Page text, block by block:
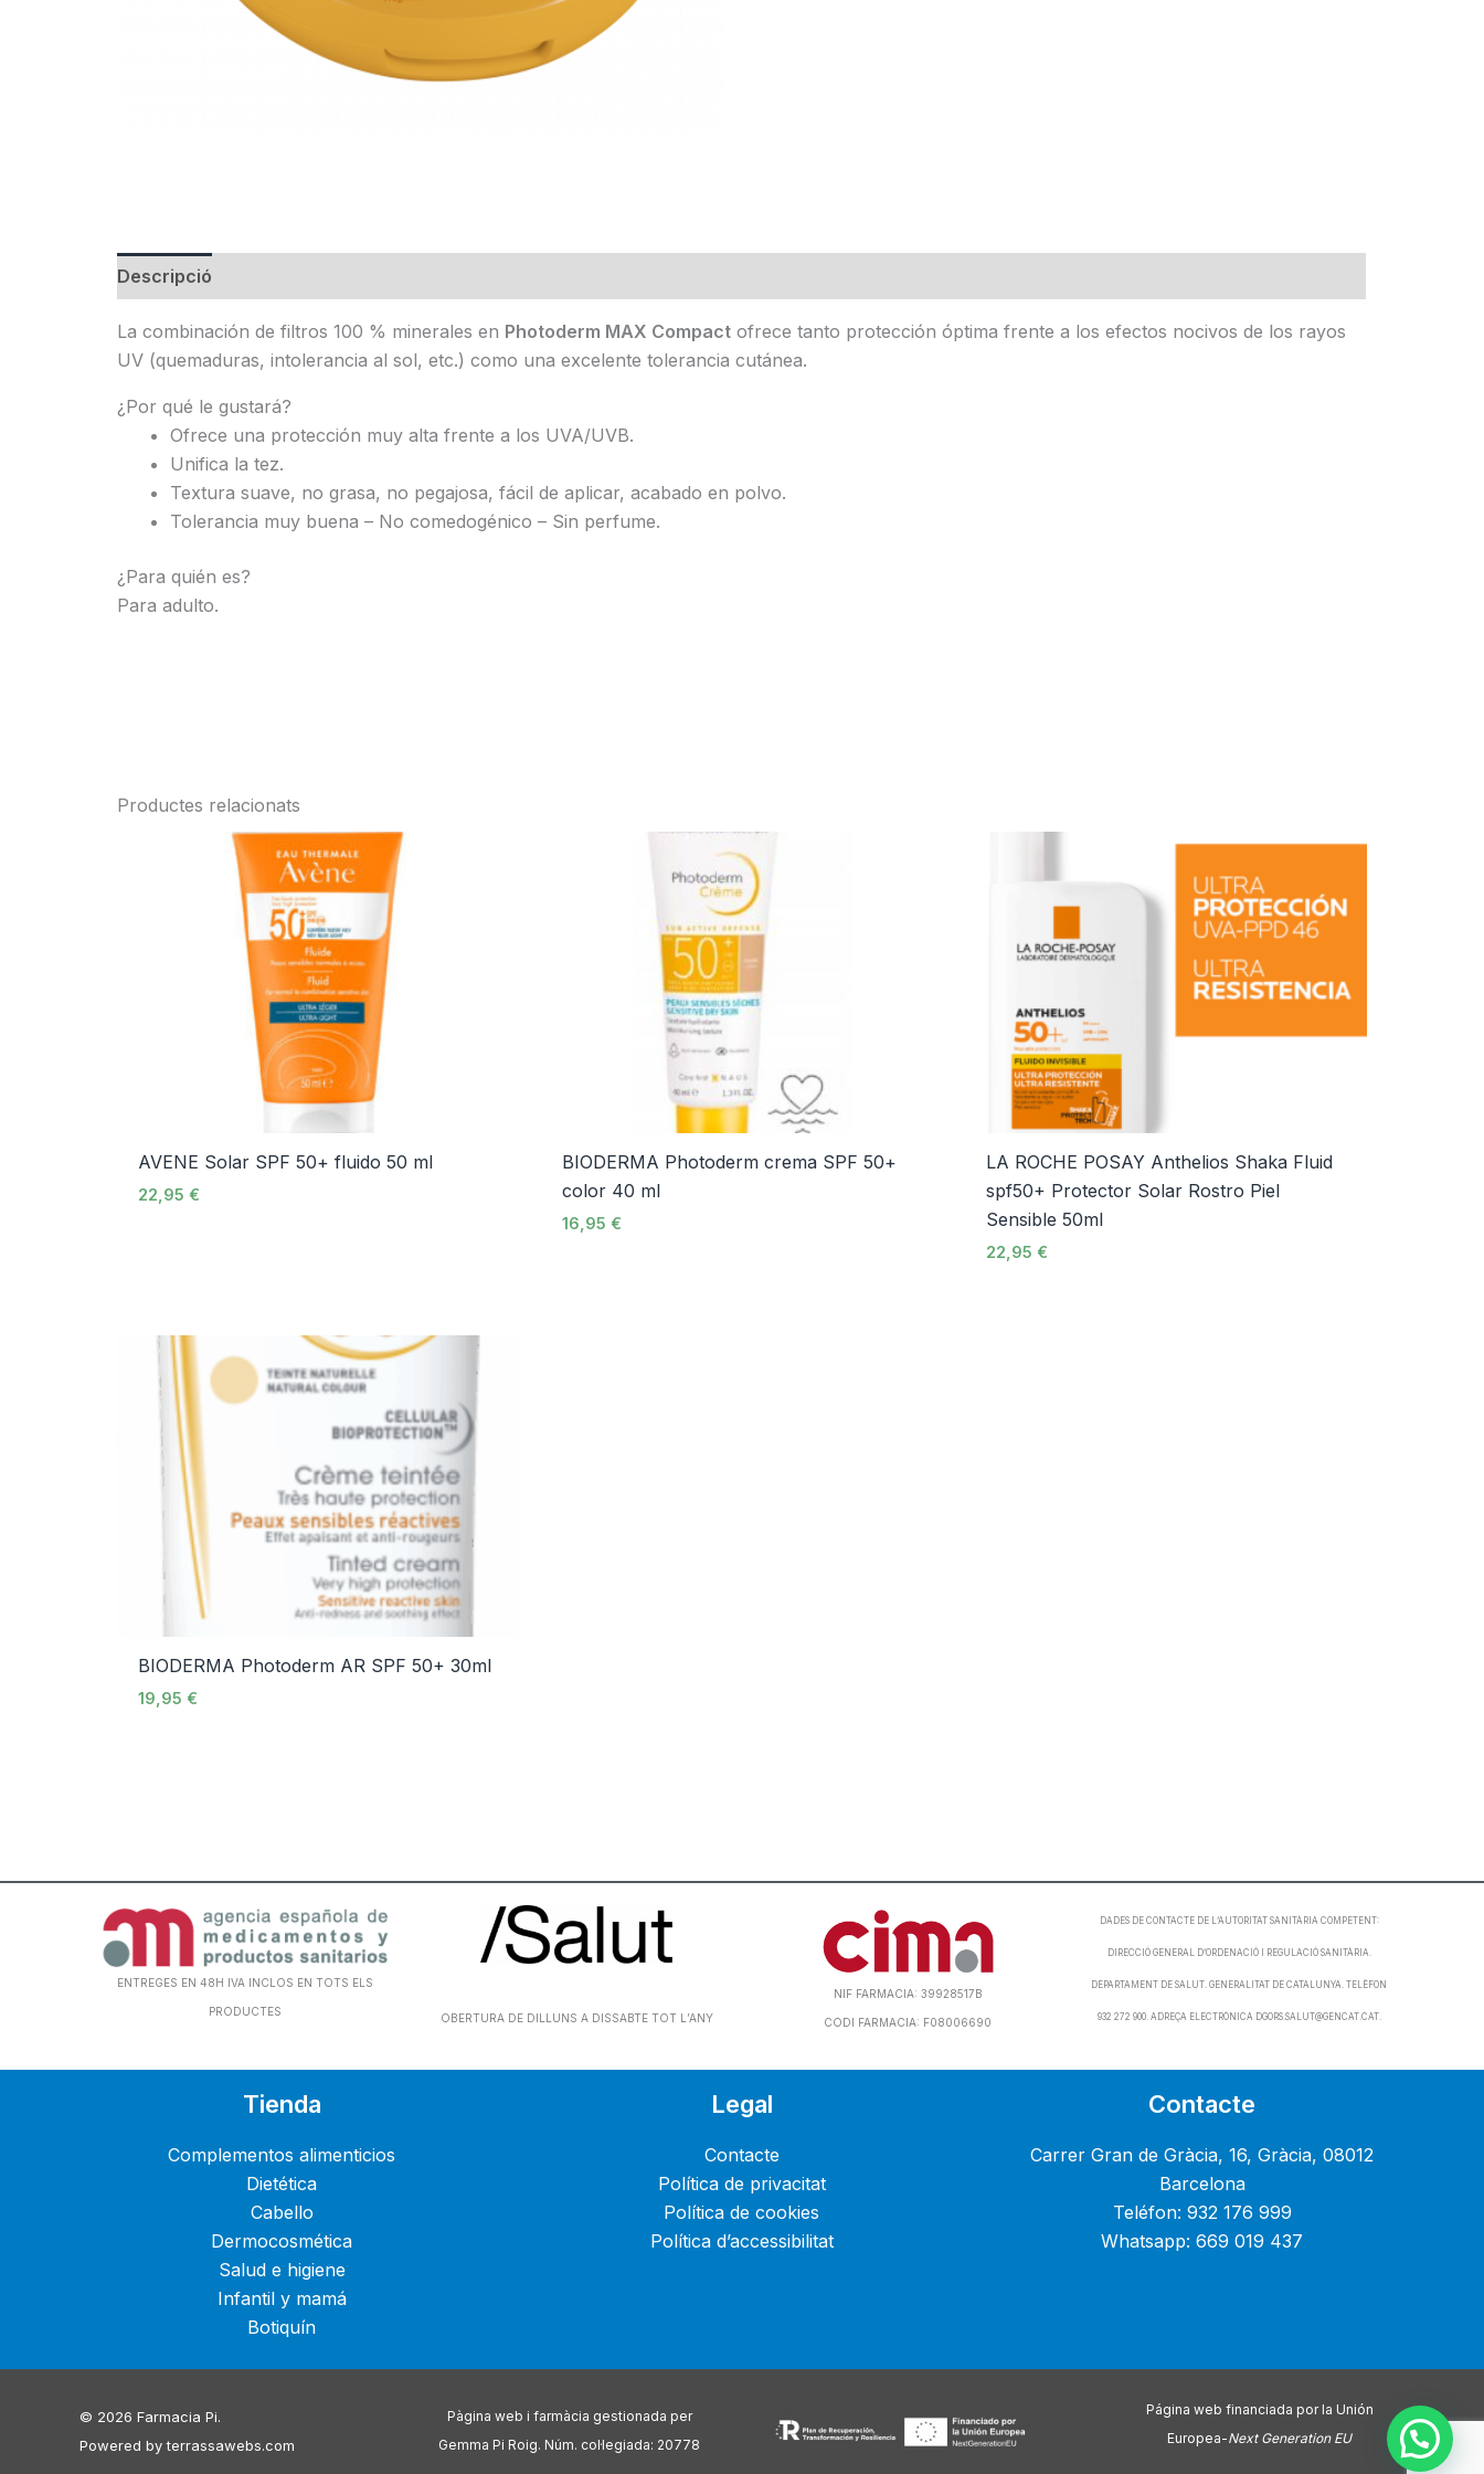
Descripció
La combinación de filtros 100 % minerales en Photoderm MAX Compact ofrece tanto protección óptima frente a los efectos nocivos de los rayos
UV (quemaduras, intolerancia al sol, etc.) como una excelente tolerancia cutánea.
¿Por qué le gustará?
Ofrece una protección muy alta frente a los UVA/UVB.
Unifica la tez.
Textura suave, no grasa, no pegajosa, fácil de aplicar, acabado en polvo.
Tolerancia muy buena – No comedogénico – Sin perfume.
¿Para quién es?
Para adulto.
Productes relacionats
AVENE Solar SPF 50+ fluido 50 ml
22,95 €
BIODERMA Photoderm crema SPF 50+
color 40 ml
16,95 €
LA ROCHE POSAY Anthelios Shaka Fluid
spf50+ Protector Solar Rostro Piel
Sensible 50ml
22,95 €
BIODERMA Photoderm AR SPF 50+ 30ml
19,95 €
ENTREGES EN 48H IVA INCLOS EN TOTS ELS
PRODUCTES
OBERTURA DE DILLUNS A DISSABTE TOT L’ANY
NIF FARMACIA: 39928517B
CODI FARMACIA: F08006690
DADES DE CONTACTE DE L’AUTORITAT SANITÀRIA COMPETENT:
DIRECCIÓ GENERAL D’ORDENACIÓ I REGULACIÓ SANITÀRIA.
DEPARTAMENT DE SALUT. GENERALITAT DE CATALUNYA. TELÈFON
932 272 900. ADREÇA ELECTRÒNICA DGORS.SALUT@GENCAT.CAT.
Tienda
Complementos alimenticios
Dietética
Cabello
Dermocosmética
Salud e higiene
Infantil y mamá
Botiquín
Legal
Contacte
Política de privacitat
Política de cookies
Política d’accessibilitat
Contacte
Carrer Gran de Gràcia, 16, Gràcia, 08012
Barcelona
Teléfon: 932 176 999
Whatsapp: 669 019 437
© 2026 Farmacia Pi.
Powered byterrassawebs.com
Pàgina web i farmàcia gestionada per
Gemma Pi Roig. Núm. col·legiada: 20778
Página web financiada por la Unión
Europea-Next Generation EU